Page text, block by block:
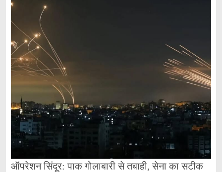
ऑपरेशनसिंदूर:पाकगोलाबारीसेतबाही,सेनाकासटीक